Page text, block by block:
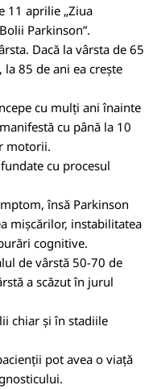
11 aprilie „Ziua
Parkinson”.
Dacă la vârsta de 65
la 85 de ani ea crește
cu mulți ani înainte
cu până la 10
motorii.
cu procesul
însă Parkinson
mișcărilor, instabilitatea
cognitive.
de vârstă 50-70 de
a scăzut în jurul
chiar și în stadiile
pot avea o viață